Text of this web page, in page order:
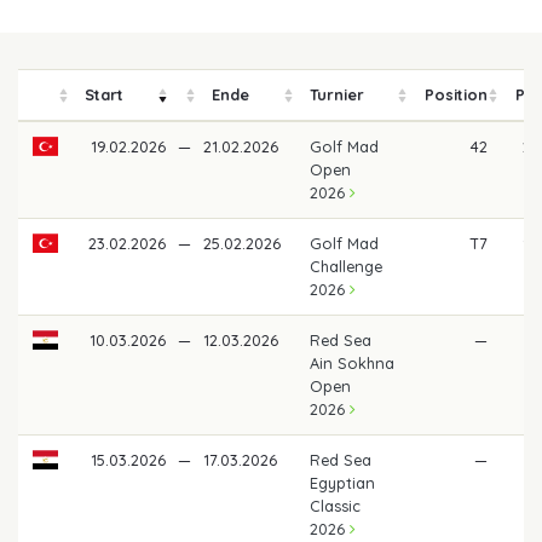
Start Ende Turnier Position
19.02.2026 — 21.02.2026
Golf Mad
Open
2026
42
23.02.2026 — 25.02.2026
Golf Mad
Challenge
2026
T7
10.03.2026 — 12.03.2026
Red Sea
Ain Sokhna
Open
2026
—
15.03.2026 — 17.03.2026
Red Sea
Egyptian
Classic
2026
—